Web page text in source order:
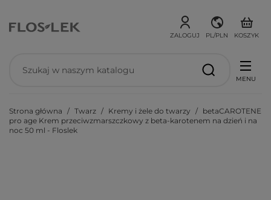
ZALOGUJ PL/PLN KOSZYK
MENU
Strona główna Twarz Kremy i żele do twarzy
betaCAROTENE
pro age Krem przeciwzmarszczkowy z beta-karotenem na dzień i na
noc 50 ml - Floslek